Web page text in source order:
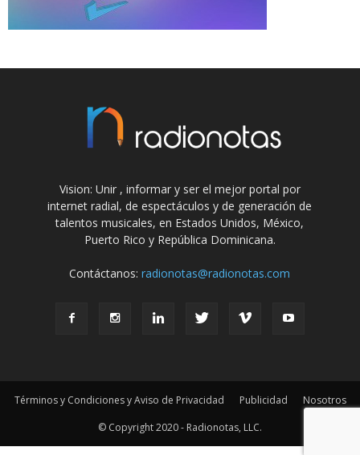
Vision: Unir , informar y ser el mejor portal por
internet radial, de espectáculos y de generación de
talentos musicales, en Estados Unidos, México,
Puerto Rico y República Dominicana.
Contáctanos:radionotas@radionotas.com
Términos y Condiciones y Aviso de Privacidad Publicidad
Nosotros
© Copyright 2020 - Radionotas, LLC.